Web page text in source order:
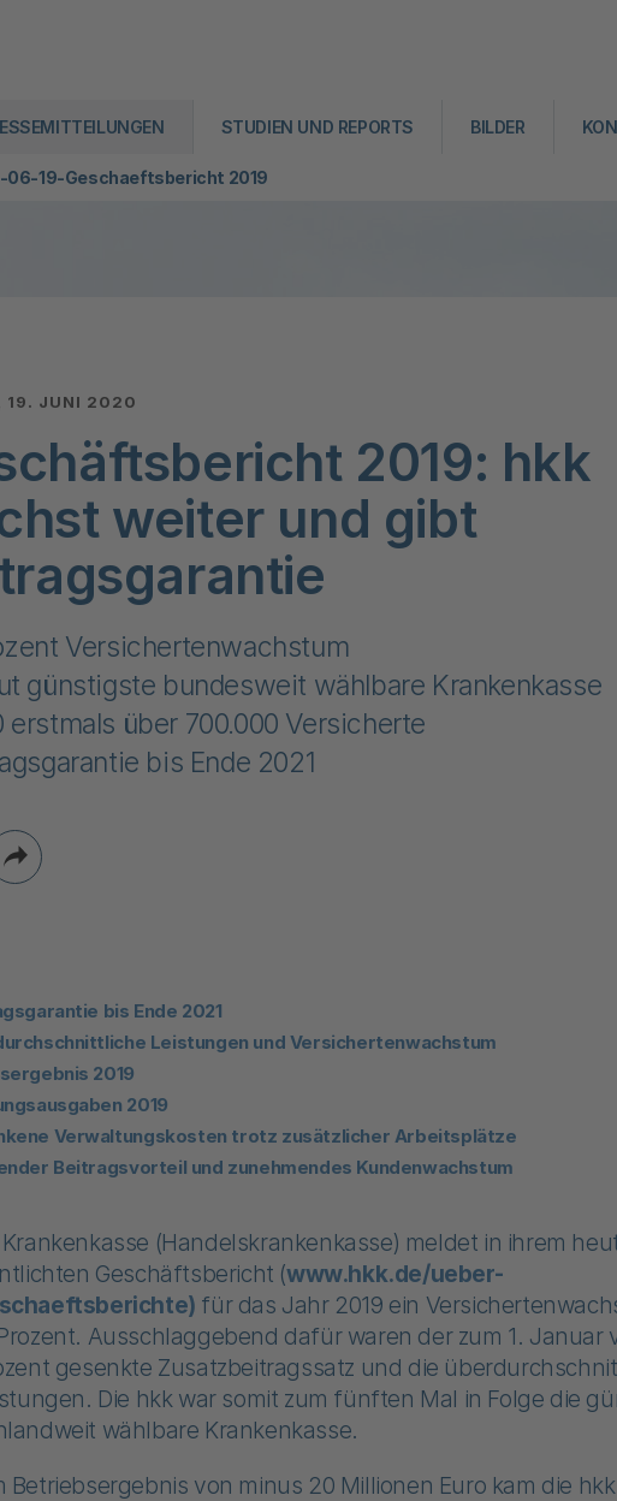
STUDIEN UND REPORTS BILDER
06-19-Geschaeftsbericht 2019
19. JUNI 2020
2019: hkk
weiter und gibt
Versichertenwachstum
günstigste bundesweit wählbare Krankenkasse
erstmals über 700.000 Versicherte
bis Ende 2021
bis Ende 2021
Leistungen und Versichertenwachstum
2019
2019
Verwaltungskosten trotz zusätzlicher Arbeitsplätze
Beitragsvorteil und zunehmendes Kundenwachstum
Krankenkasse (Handelskrankenkasse) meldet in ihrem
Geschäftsbericht (www.hkk.de/ueber-
für das Jahr 2019 ein
Ausschlaggebend dafür waren der zum 1. Januar
gesenkte Zusatzbeitragssatz und die
Die hkk war somit zum fünften Mal in Folge die
wählbare Krankenkasse.
Betriebsergebnis von minus 20 Millionen Euro kam die